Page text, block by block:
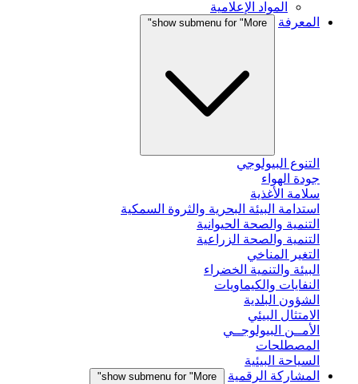
المواد الإعلامية
المعرفة
show submenu for "More"
التنوع البيولوجي
جودة الهواء
سلامة الأغذية
استدامة البيئة البحرية والثروة السمكية
التنمية والصحة الحيوانية
التنمية والصحة الزراعية
التغير المناخي
البيئة والتنمية الخضراء
النفايات والكيماويات
الشؤون البلدية
الامتثال البيئي
الأمــن البيولوجــي
المصطلحات
السياحة البيئية
المشاركة الرقمية
show submenu for "More"